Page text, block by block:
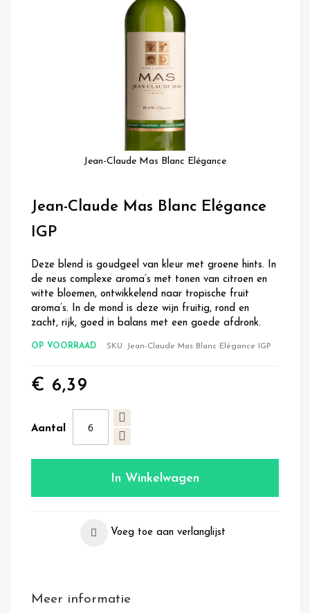
Jean-Claude Mas Blanc Elégance
het
van
afbeeldingen-
gallerij
Jean-Claude Mas Blanc Elégance
IGP
Deze blend is goudgeel van kleur met groene hints. In
de neus complexe aroma’s met tonen van citroen en
witte bloemen, ontwikkelend naar tropische fruit
aroma’s. In de mond is deze wijn fruitig, rond en
zacht, rijk, goed in balans met een goede afdronk.
OP VOORRAAD SKU Jean-Claude Mas Blanc Elégance IGP
€ 6,39
Aantal
In Winkelwagen
Voeg toe aan verlanglijst
Meer informatie